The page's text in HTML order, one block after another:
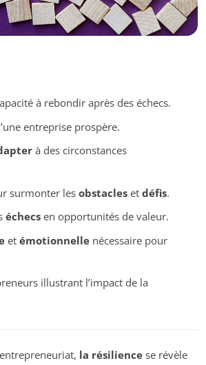
à rebondir après des échecs.
entreprise prospère.
à des circonstances
surmonter les obstacleset défis.
échecsen opportunités de valeur.
et émotionnellenécessaire pour
illustrant l’impact de la
la résilience se révèle